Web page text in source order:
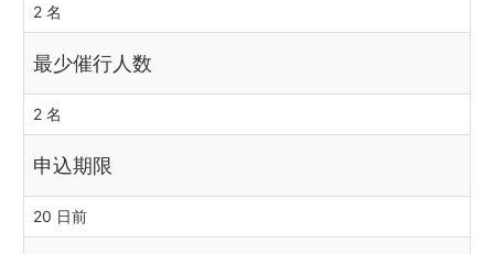
2 名
最少催行人数
2 名
申込期限
20 日前